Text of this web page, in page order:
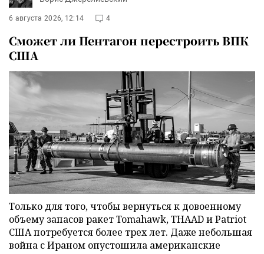
6 августа 2026, 12:14 4
Сможет ли Пентагон перестроить ВПК
США
Только для того, чтобы вернуться к довоенному
объему запасов ракет Tomahawk, THAAD и Patriot
США потребуется более трех лет. Даже небольшая
война с Ираном опустошила американские